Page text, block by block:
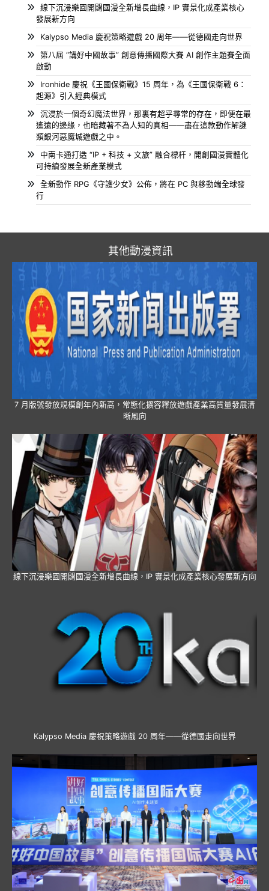
線下沉浸樂園開闢國漫全新增長曲線，IP 實景化成產業核心
發展新方向
Kalypso Media 慶祝策略遊戲 20 周年——從德國走向世界
第八屆 “講好中國故事” 創意傳播國際大賽 AI 創作主題賽全面
啟動
Ironhide 慶祝《王國保衛戰》15 周年，為《王國保衛戰 6：
起源》引入經典模式
沉浸於一個奇幻魔法世界，那裏有超乎尋常的存在，即便在最
遙遠的邊緣，也暗藏著不為人知的真相——盡在這款動作解謎
類銀河惡魔城遊戲之中。
中南卡通打造 “IP + 科技 + 文旅” 融合標杆，開創國漫實體化
可持續發展全新產業模式
全新動作 RPG《守護少女》公佈，將在 PC 與移動端全球發
行
其他動漫資訊
7 月版號發放規模創年內新高，常態化擴容釋放遊戲產業高質量發展清
晰風向
線下沉浸樂園開闢國漫全新增長曲線，IP 實景化成產業核心發展新方向
Kalypso Media 慶祝策略遊戲 20 周年——從德國走向世界